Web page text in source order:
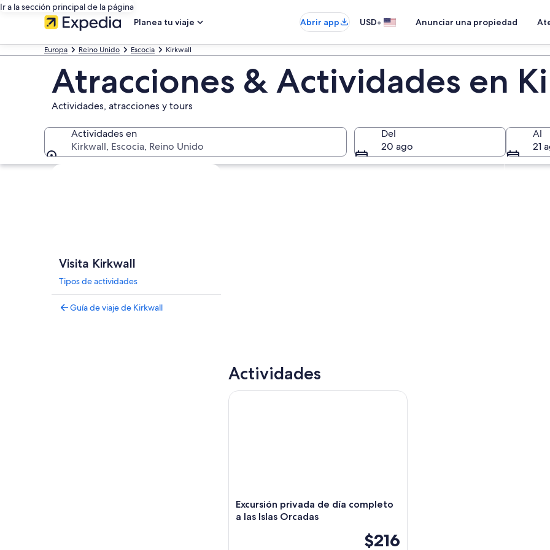
Ir a la sección principal de la página
Planea tu viaje
Abrir app USD• Anunciar una propiedad
Europa Reino Unido Escocia Kirkwall
Atracciones & Actividades en
Actividades, atracciones y tours
Actividades en
Kirkwall, Escocia, Reino Unido
Del
20 ago
Al
21
Explorar mapa
Visita Kirkwall
Tipos de actividades
Guía de viaje de Kirkwall
Una iglesia histórica con una torre destacada y un
Actividades
Excursión privada de día completo
a las Islas Orcadas
$216
Excursión privada de día completo a las Islas Orcadas